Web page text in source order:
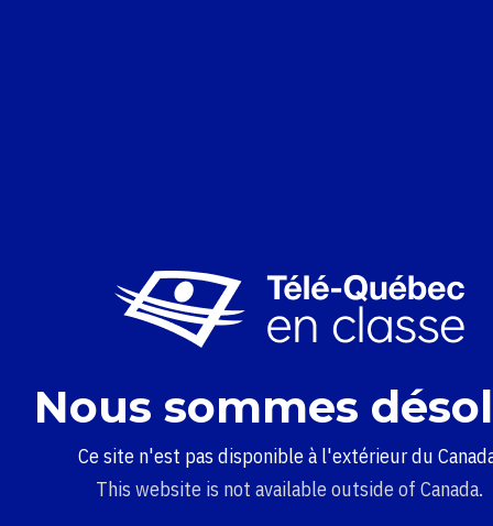
Nous sommes
Ce site n'est pas disponible à l'extérieur du
This website is not available outside of Canada.